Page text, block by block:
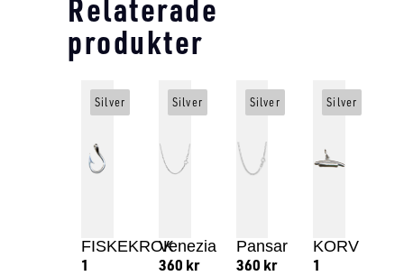
Relaterade
produkter
FISKEKROK
1
Silver
Venezia
360 kr
Silver
Pansar
360 kr
Silver
KORV
1
Silver